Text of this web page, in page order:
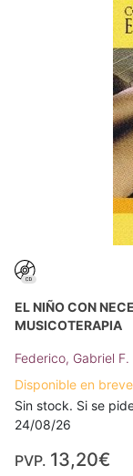
EL NIÑO CON
MUSICOTERAPIA
Federico, Gabriel F.
Disponible en breve
Sin stock. Si se
24/08/26
PVP. 13,20€